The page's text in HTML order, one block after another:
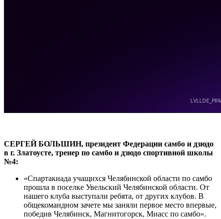
СЕРГЕЙ БОЛЬШИН, президент Федерации самбо и дзюдо
в г. Златоусте, тренер по самбо и дзюдо спортивной школы
№4:
«Спартакиада учащихся Челябинской области по самбо
прошла в поселке Увельский Челябинской области. От
нашего клуба выступали ребята, от других клубов. В
общекомандном зачете мы заняли первое место впервые,
победив Челябинск, Магнитогорск, Миасс по самбо».